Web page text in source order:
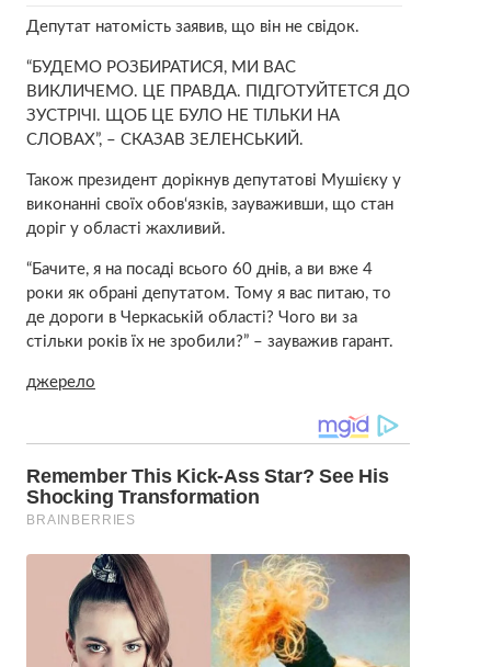
Депутат натомість заявив, що він не свідок.
“БУДЕМО РОЗБИРАТИСЯ, МИ ВАС
ВИКЛИЧЕМО. ЦЕ ПРАВДА. ПІДГОТУЙТЕТСЯ ДО
ЗУСТРІЧІ. ЩОБ ЦЕ БУЛО НЕ ТІЛЬКИ НА
СЛОВАХ”, – СКАЗАВ ЗЕЛЕНСЬКИЙ.
Також президент дорікнув депутатові Мушієку у
виконанні своїх обов‘язків, зауваживши, що стан
доріг у області жахливий.
“Бачите, я на посаді всього 60 днів, а ви вже 4
роки як обрані депутатом. Тому я вас питаю, то
де дороги в Черкаській області? Чого ви за
стільки років їх не зробили?” – зауважив гарант.
джерело